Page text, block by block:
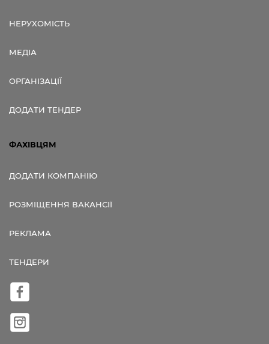
НЕРУХОМІСТЬ
МЕДІА
ОРГАНІЗАЦІЇ
ДОДАТИ ТЕНДЕР
ФАХІВЦЯМ
ДОДАТИ КОМПАНІЮ
РОЗМІЩЕННЯ ВАКАНСІЇ
РЕКЛАМА
ТЕНДЕРИ